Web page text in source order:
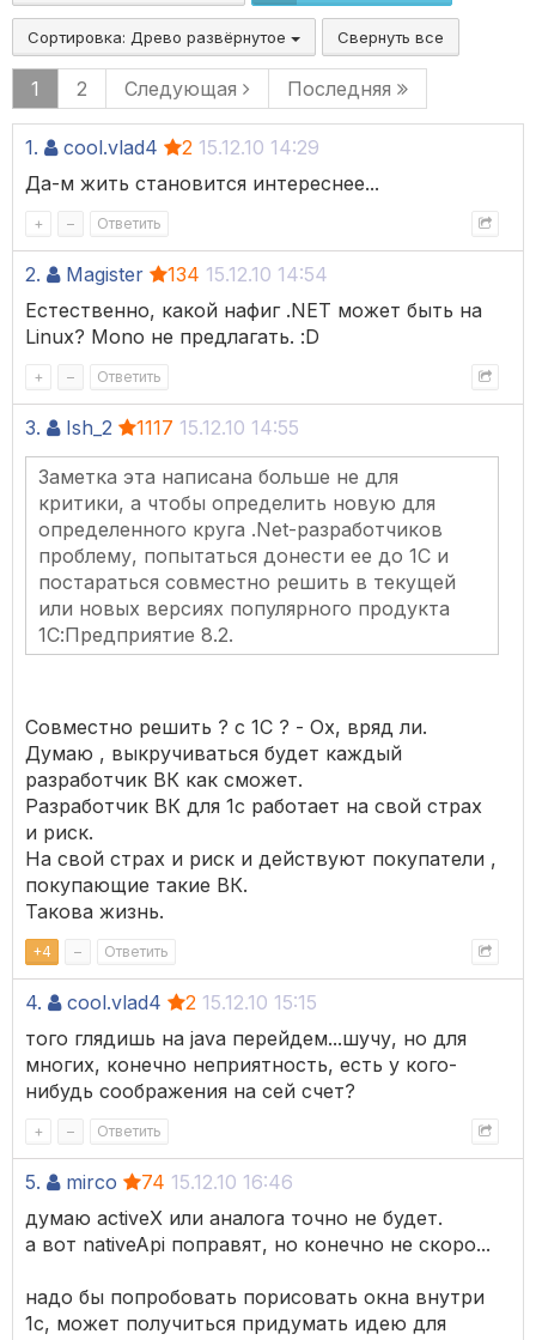
Сортировка: Древо развёрнутое Свернуть все
1 2 Следующая Последняя
1. cool.vlad4 2 15.12.10 14:29
Да-м жить становится интереснее...
+ – Ответить
2. Magister 134 15.12.10 14:54
Естественно, какой нафиг .NET может быть на
Linux? Mono не предлагать. :D
+ – Ответить
3. Ish_2 1117 15.12.10 14:55
Заметка эта написана больше не для
критики, а чтобы определить новую для
определенного круга .Net-разработчиков
проблему, попытаться донести ее до 1С и
постараться совместно решить в текущей
или новых версиях популярного продукта
1С:Предприятие 8.2.
Совместно решить ? с 1С ? - Ох, вряд ли.
Думаю , выкручиваться будет каждый
разработчик ВК как сможет.
Разработчик ВК для 1с работает на свой страх
и риск.
На свой страх и риск и действуют покупатели ,
покупающие такие ВК.
Такова жизнь.
+4 – Ответить
4. cool.vlad4 2 15.12.10 15:15
того глядишь на java перейдем...шучу, но для
многих, конечно неприятность, есть у кого-
нибудь соображения на сей счет?
+ – Ответить
5. mirco 74 15.12.10 16:46
думаю activeX или аналога точно не будет.
а вот nativeApi поправят, но конечно не скоро...
надо бы попробовать порисовать окна внутри
1с, может получиться придумать идею для